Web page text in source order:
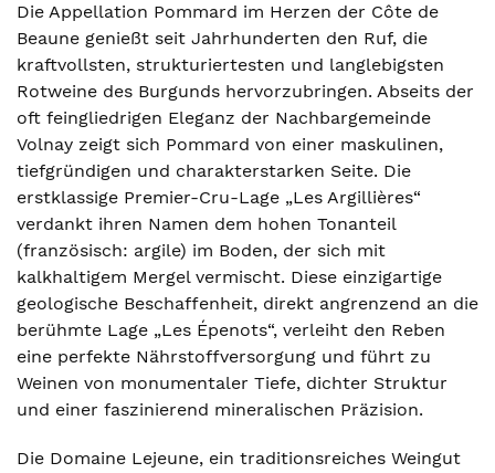
Die Appellation Pommard im Herzen der Côte de
Beaune genießt seit Jahrhunderten den Ruf, die
kraftvollsten, strukturiertesten und langlebigsten
Rotweine des Burgunds hervorzubringen. Abseits der
oft feingliedrigen Eleganz der Nachbargemeinde
Volnay zeigt sich Pommard von einer maskulinen,
tiefgründigen und charakterstarken Seite. Die
erstklassige Premier-Cru-Lage „Les Argillières“
verdankt ihren Namen dem hohen Tonanteil
(französisch: argile) im Boden, der sich mit
kalkhaltigem Mergel vermischt. Diese einzigartige
geologische Beschaffenheit, direkt angrenzend an die
berühmte Lage „Les Épenots“, verleiht den Reben
eine perfekte Nährstoffversorgung und führt zu
Weinen von monumentaler Tiefe, dichter Struktur
und einer faszinierend mineralischen Präzision.
Die Domaine Lejeune, ein traditionsreiches Weingut